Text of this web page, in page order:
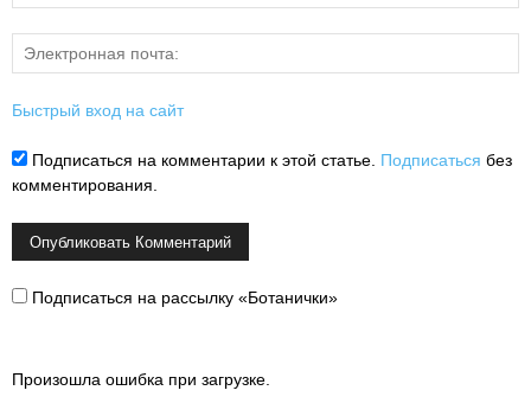
Быстрый вход на сайт
Подписаться на комментарии к этой статье. Подписаться без
комментирования.
Подписаться на рассылку «Ботанички»
Произошла ошибка при загрузке.